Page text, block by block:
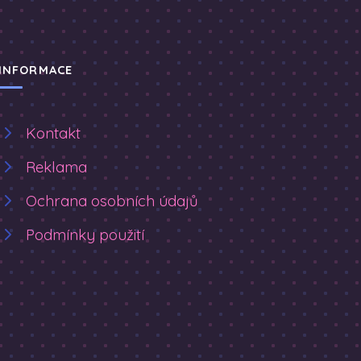
Kontakt
Reklama
Ochrana osobních údajů
Podmínky použití